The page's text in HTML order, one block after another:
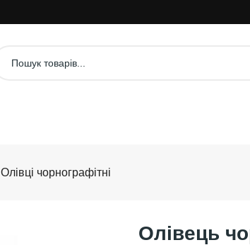
Олівці чорнографітні
Олівець